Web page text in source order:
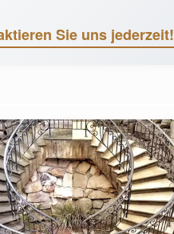
Sie uns jederzeit!